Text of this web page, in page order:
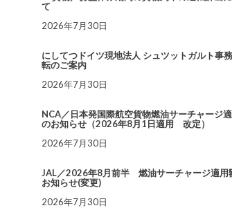
て
2026年7月30日
にしてつドイツ現地法人 シュツットガルト事
転のご案内
2026年7月30日
NCA／日本発国際航空貨物燃油サーチャージ
のお知らせ（2026年8月1日適用 改定）
2026年7月30日
JAL／2026年8月前半 燃油サーチャージ適用
お知らせ(変更)
2026年7月30日